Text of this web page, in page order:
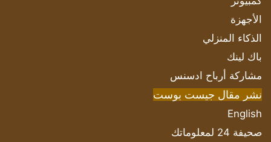
الأجهزة
الذكاء المنزلي
باك لينك
مشاركة أرباح ادسنس
نشر مقال جيست بوست
English
صحيفة 24 لمعلوماتك